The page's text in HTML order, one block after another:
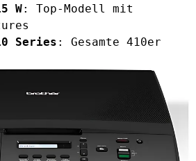
W: Top-Modell mit
Series : Gesamte 410er